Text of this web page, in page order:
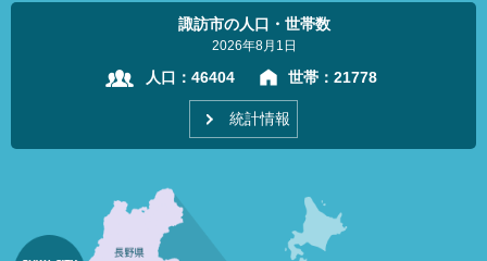
諏訪市の人口・世帯数
2026年8月1日
人口： 46404 世帯： 21778
統計情報